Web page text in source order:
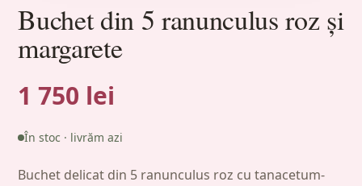
Buchet din 5 ranunculus roz și
margarete
1 750 lei
În stoc · livrăm azi
Buchet delicat din 5 ranunculus roz cu tanacetum-